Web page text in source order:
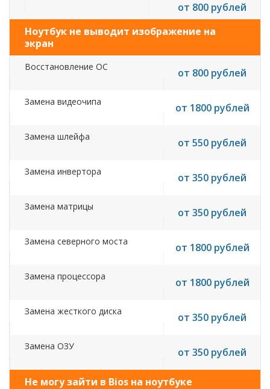
от 800 рублей
Ноутбук не выводит изображение на
экран
Восстановление ОС от 800 рублей
Замена видеочипа от 1800 рублей
Замена шлейфа от 550 рублей
Замена инвертора от 350 рублей
Замена матрицы от 350 рублей
Замена северного моста от 1800 рублей
Замена процессора от 1800 рублей
Замена жесткого диска от 350 рублей
Замена ОЗУ от 350 рублей
Не могу зайти в Bios на ноутбуке